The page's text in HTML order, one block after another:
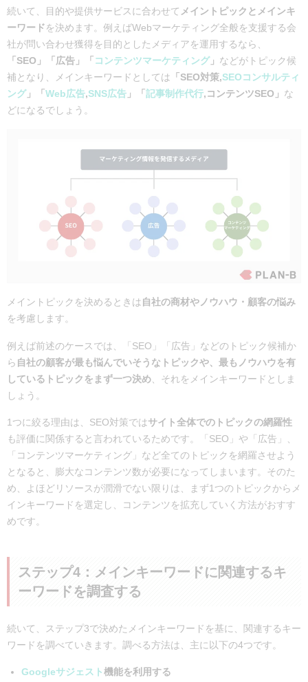
続いて、目的や提供サービスに合わせてメイントピックとメインキ
ーワードを決めます。例えばWebマーケティング全般を支援する会
社が問い合わせ獲得を目的としたメディアを運用するなら、
「SEO」「広告」「 コンテンツマーケティング」 などがトピック候
補となり、メインキーワードとしては
「SEO対策,SEOコンサルティ
ング」「 Web広告,SNS広告 」「 記事制作代行,コンテンツSEO」 な
どになるでしょう。
メイントピックを決めるときは 自社の商材やノウハウ・顧客の悩み
を考慮します。
例えば前述のケースでは、「SEO」「広告」などのトピック候補か
ら 自社の顧客が最も悩んでいそうなトピックや、最もノウハウを有
しているトピックをまず一つ決め 、それをメインキーワードとしま
しょう。
1つに絞る理由は、SEO対策ではサイト全体でのトピックの網羅性
も評価に関係すると言われているためです。「SEO」や「広告」、
「コンテンツマーケティング」など全てのトピックを網羅させよう
となると、膨大なコンテンツ数が必要になってしまいます。そのた
め、よほどリソースが潤滑でない限りは、まず1つのトピックからメ
インキーワードを選定し、コンテンツを拡充していく方法がおすす
めです。
ステップ4：メインキーワードに関連するキ
ーワードを調査する
続いて、ステップ3で決めたメインキーワードを基に、関連するキー
ワードを調べていきます。調べる方法は、主に以下の4つです。
Googleサジェスト機能を利用する